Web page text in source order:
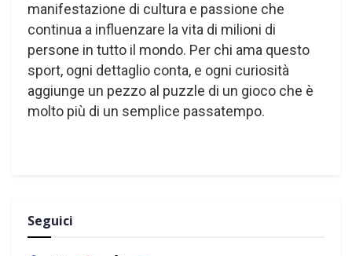
manifestazione di cultura e passione che
continua a influenzare la vita di milioni di
persone in tutto il mondo. Per chi ama questo
sport, ogni dettaglio conta, e ogni curiosità
aggiunge un pezzo al puzzle di un gioco che è
molto più di un semplice passatempo.
Seguici